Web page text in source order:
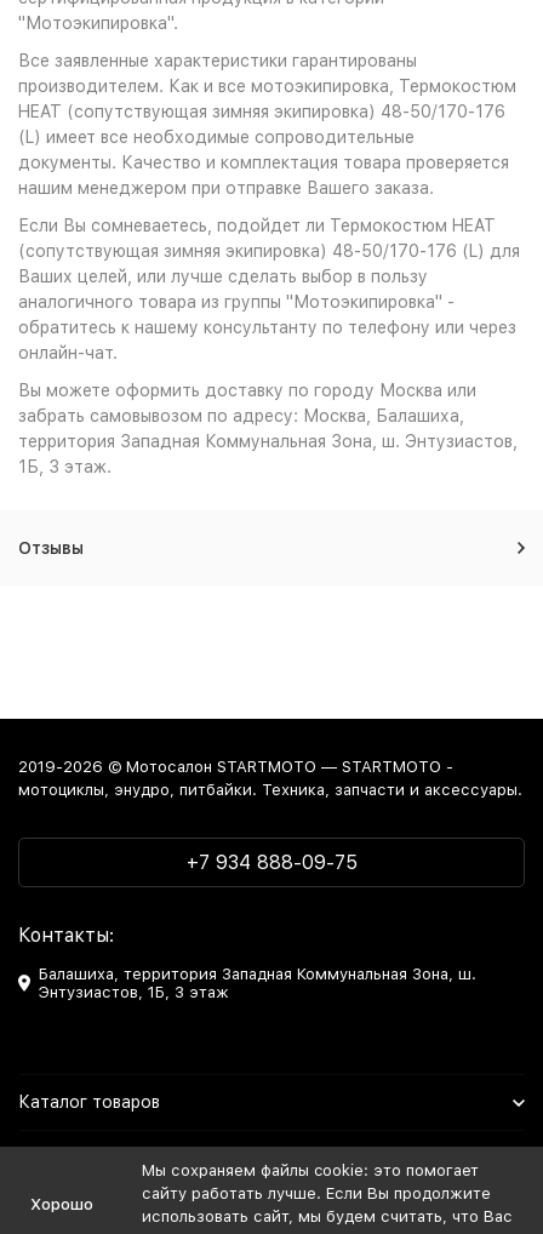
"Мотоэкипировка".
Все заявленные характеристики гарантированы
производителем. Как и все мотоэкипировка, Термокостюм
HEAT (сопутствующая зимняя экипировка) 48-50/170-176
(L) имеет все необходимые сопроводительные
документы. Качество и комплектация товара проверяется
нашим менеджером при отправке Вашего заказа.
Если Вы сомневаетесь, подойдет ли Термокостюм HEAT
(сопутствующая зимняя экипировка) 48-50/170-176 (L) для
Ваших целей, или лучше сделать выбор в пользу
аналогичного товара из группы "Мотоэкипировка" -
обратитесь к нашему консультанту по телефону или через
онлайн-чат.
Вы можете оформить доставку по городу Москва или
забрать самовывозом по адресу: Москва, Балашиха,
территория Западная Коммунальная Зона, ш. Энтузиастов,
1Б, 3 этаж.
Отзывы
2019-2026 © Мотосалон STARTMOTO — STARTMOTO -
мотоциклы, энудро, питбайки. Техника, запчасти и аксессуары.
+7 934 888-09-75
Контакты:
Балашиха, территория Западная Коммунальная Зона, ш.
Энтузиастов, 1Б, 3 этаж
Каталог товаров
Мы в Соцсетях
Хорошо
Мы сохраняем файлы cookie: это помогает
сайту работать лучше. Если Вы продолжите
использовать сайт, мы будем считать, что Вас